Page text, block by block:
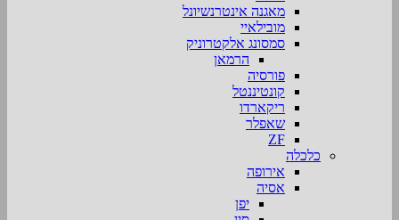
מאגנה אינטרנשיונל
מובילאיי
סמסונג אלקטרוניק
הרמאן
פורסיה
קונטיננטל
ריקארדו
שאפלר
ZF
כלכלה
אירופה
אסיה
יפן